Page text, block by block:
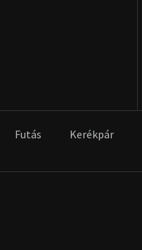
Futás Kerékpár